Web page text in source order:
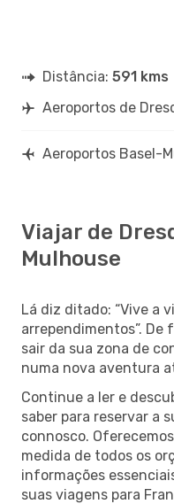
Distância: 591 kms
Aeroportos de
Aeroportos Basel-
Viajar de
Mulhouse
Lá diz ditado: “Vive a
arrependimentos”. De
sair da sua zona de
numa nova aventura
Continue a ler e
saber para reservar a
connosco.
medida de todos os
informações
suas viagens para